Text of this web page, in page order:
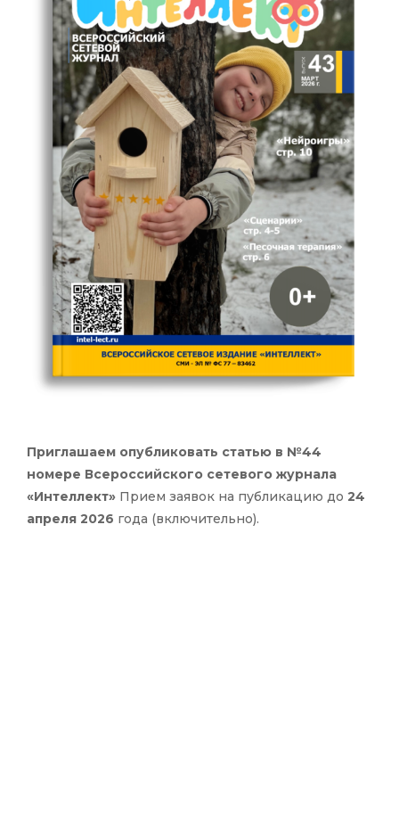
Приглашаем опубликовать статью в №44
номере Всероссийского сетевого журнала
«Интеллект» Прием заявок на публикацию до 24
апреля 2026 года (включительно).